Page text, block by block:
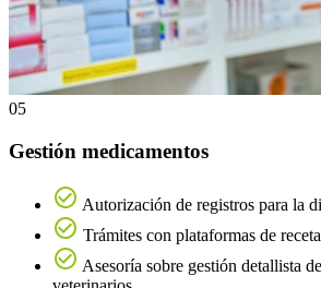
05
Gestión medicamentos
Autorización de registros para la
Trámites con plataformas de
Asesoría sobre gestión detallista